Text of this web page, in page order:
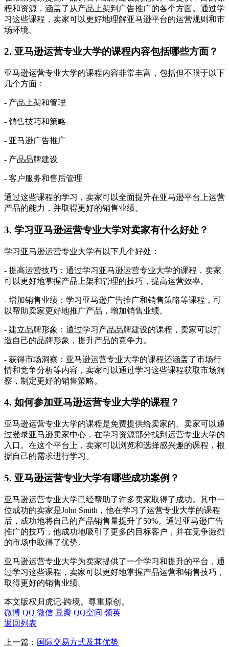
程和资源，涵盖了从产品上架到广告推广的各个方面。通过学
习这些课程，卖家可以更好地理解亚马逊平台的运营规则和市
场环境。
2. 亚马逊运营专业大学的课程内容包括哪些方面？
亚马逊运营专业大学的课程内容非常丰富，包括但不限于以下
几个方面：
- 产品上架和管理
- 销售技巧和策略
- 亚马逊广告推广
- 产品品牌建设
- 客户服务和售后管理
通过这些课程的学习，卖家可以全面提升在亚马逊平台上运营
产品的能力，并取得更好的销售业绩。
3. 学习亚马逊运营专业大学对卖家有什么好处？
学习亚马逊运营专业大学有以下几个好处：
- 提高运营技巧：通过学习亚马逊运营专业大学的课程，卖家
可以更好地掌握产品上架和管理的技巧，提高运营效率。
- 增加销售业绩：学习亚马逊广告推广和销售策略等课程，可
以帮助卖家更好地推广产品，增加销售业绩。
- 建立品牌形象：通过学习产品品牌建设的课程，卖家可以打
造自己的品牌形象，提升产品的竞争力。
- 获得市场洞察：亚马逊运营专业大学的课程还涵盖了市场行
情和竞争分析等内容，卖家可以通过学习这些课程获取市场洞
察，制定更好的销售策略。
4. 如何参加亚马逊运营专业大学的课程？
亚马逊运营专业大学的课程是免费提供给卖家的。卖家可以通
过登录亚马逊卖家中心，在学习资源部分找到运营专业大学的
入口。在这个平台上，卖家可以浏览和选择感兴趣的课程，根
据自己的需求进行学习。
5. 亚马逊运营专业大学有哪些成功案例？
亚马逊运营专业大学已经帮助了许多卖家取得了成功。其中一
位成功的卖家是John Smith，他在学习了运营专业大学的课程
后，成功地将自己的产品销售量提升了50%。通过亚马逊广告
推广的技巧，他成功地吸引了更多的目标客户，并在竞争激烈
的市场中取得了优势。
亚马逊运营专业大学为卖家提供了一个学习和提升的平台，通
过学习这些课程，卖家可以更好地掌握产品运营和销售技巧，
取得更好的销售业绩。
本文版权归虎记-跨境。尊重原创。
微博 QQ 微信 豆瓣 QQ空间 领英
返回列表
上一篇： 国际交易方式及其优势